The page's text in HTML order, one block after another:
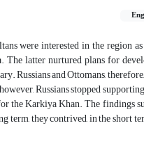
were interested in the region
The latter nurtured plans for
Russians and Ottomans,
Russians stopped
the Karkiya Khan. The findings
they contrived, in the short